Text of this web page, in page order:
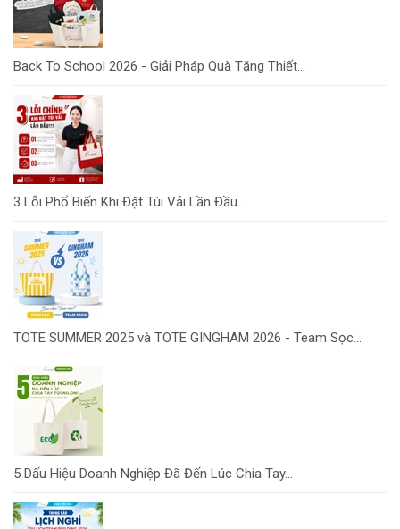
Back To School 2026 - Giải Pháp Quà Tặng Thiết...
3 Lỗi Phổ Biến Khi Đặt Túi Vải Lần Đầu...
TOTE SUMMER 2025 và TOTE GINGHAM 2026 - Team Sọc...
5 Dấu Hiệu Doanh Nghiệp Đã Đến Lúc Chia Tay...